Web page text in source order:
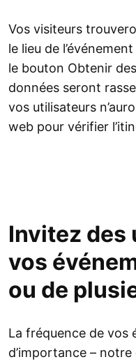
Vos visiteurs
le lieu de
le bouton Obtenir
données seront
vos utilisateurs
web pour vérifier
Invitez des
vos
ou de
La fréquence de vos
d’importance –